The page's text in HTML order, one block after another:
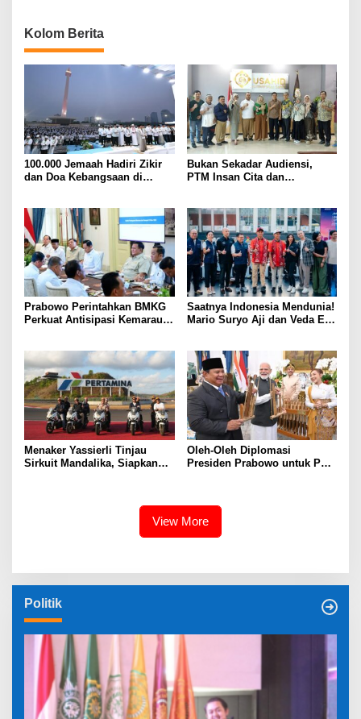
Kolom Berita
100.000 Jemaah Hadiri Zikir
dan Doa Kebangsaan di
Bukan Sekadar Audiensi,
PTM Insan Cita dan
Tenis Meja
Prabowo Perintahkan BMKG
Perkuat Antisipasi Kemarau
Saatnya Indonesia Mendunia!
Mario Suryo Aji dan Veda Ega
Menaker Yassierli Tinjau
Sirkuit Mandalika, Siapkan
Oleh-Oleh Diplomasi
Presiden Prabowo untuk PM
View More
Politik